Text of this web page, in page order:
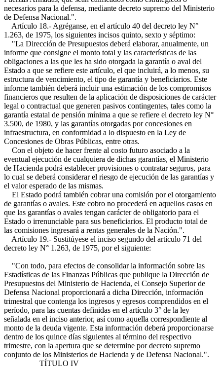
necesarios para la defensa, mediante decreto supremo del Ministerio
de Defensa Nacional.".
Artículo 18.- Agréganse, en el artículo 40 del decreto ley N°
1.263, de 1975, los siguientes incisos quinto, sexto y séptimo:
"La Dirección de Presupuestos deberá elaborar, anualmente, un
informe que consigne el monto total y las características de las
obligaciones a las que les ha sido otorgada la garantía o aval del
Estado a que se refiere este artículo, el que incluirá, a lo menos, su
estructura de vencimiento, el tipo de garantía y beneficiarios. Este
informe también deberá incluir una estimación de los compromisos
financieros que resulten de la aplicación de disposiciones de carácter
legal o contractual que generen pasivos contingentes, tales como la
garantía estatal de pensión mínima a que se refiere el decreto ley N°
3.500, de 1980, y las garantías otorgadas por concesiones en
infraestructura, en conformidad a lo dispuesto en la Ley de
Concesiones de Obras Públicas, entre otras.
Con el objeto de hacer frente al costo futuro asociado a la
eventual ejecución de cualquiera de dichas garantías, el Ministerio
de Hacienda podrá establecer provisiones o contratar seguros, para
lo cual se deberá considerar el riesgo de ejecución de las garantías y
el valor esperado de las mismas.
El Estado podrá también cobrar una comisión por el otorgamiento
de garantías o avales. Este cobro no procederá en aquellos casos en
que las garantías o avales tengan carácter de obligatorio para el
Estado o irrenunciable para sus beneficiarios. El producto total de
las comisiones ingresará a rentas generales de la Nación.".
Artículo 19.- Sustitúyese el inciso segundo del artículo 71 del
decreto ley N° 1.263, de 1975, por el siguiente:
"Con todo, para efectos de consolidar la información sobre las
Estadísticas de las Finanzas Públicas que publique la Dirección de
Presupuestos del Ministerio de Hacienda, el Consejo Superior de
Defensa Nacional proporcionará a dicha Dirección, información
trimestral que contenga los ingresos y egresos comprendidos en el
período, para las cuentas definidas en el artículo 3° de la ley
señalada en el inciso anterior, así como aquella correspondiente al
monto de la deuda vigente. Esta información deberá proporcionarse
dentro de los quince días siguientes al término del respectivo
trimestre, con la apertura que se determine por decreto supremo
conjunto de los Ministerios de Hacienda y de Defensa Nacional.".
TÍTULO IV